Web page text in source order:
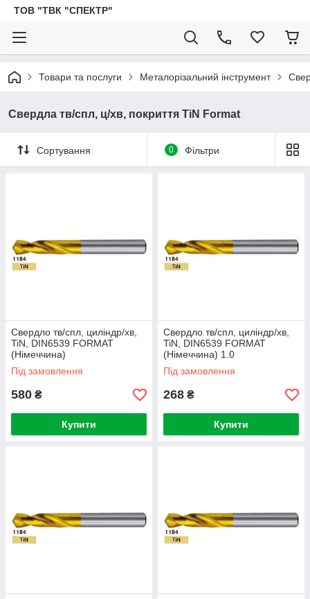
ТОВ "ТВК "СПЕКТР"
Товари та послуги Металорізальний інструмент
Свердла тв/спл, ц/хв, покриття TiN Format
Сортування 0 Фільтри
Свердло тв/спл, циліндр/хв,
TiN, DIN6539 FORMAT
(Німеччина)
Під замовлення
580 ₴
Купити
Свердло тв/спл, циліндр/хв,
TiN, DIN6539 FORMAT
(Німеччина) 1.0
Під замовлення
268 ₴
Купити